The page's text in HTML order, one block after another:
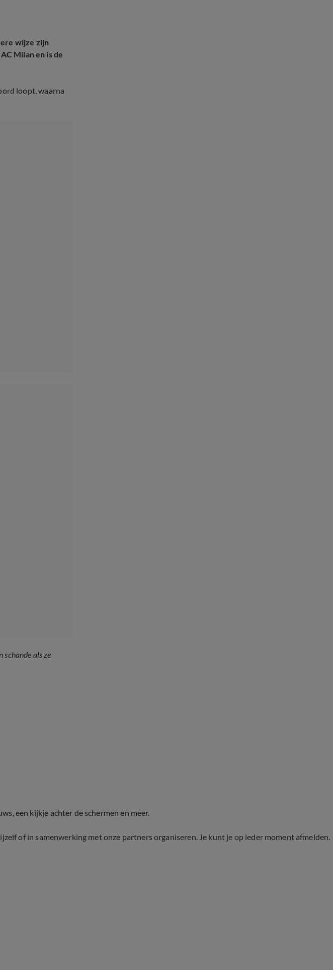
wijze zijn
Milan en is de
loopt, waarna
schande als ze
een kijkje achter de schermen en meer.
of in samenwerking met onze partners organiseren. Je kunt je op ieder moment afmelden.